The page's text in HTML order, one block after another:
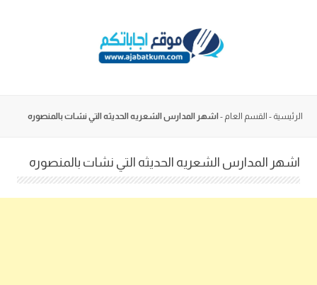
الرئيسية - القسم العام - اشهر المدارس الشعريه الحديثه التي نشات بالمنصوره
اشهر المدارس الشعريه الحديثه التي نشات بالمنصوره